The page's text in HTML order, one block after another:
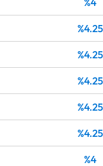
%4.25
%4.25
%4.25
%4.25
%4.25
%4